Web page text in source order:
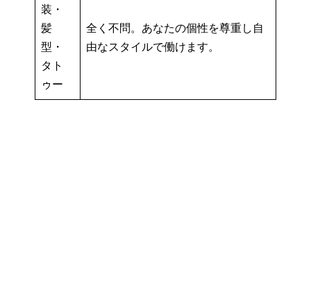
装・
髪
型・
タト
ゥー
全く不問。あなたの個性を尊重し自
由なスタイルで働けます。